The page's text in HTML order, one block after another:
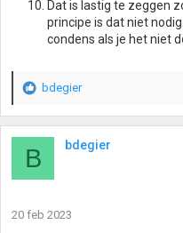
Dat is lastig te zeggen
principe is dat niet
condens als je het niet
W
a
n
bdegier
B bdegier
20 feb 2023